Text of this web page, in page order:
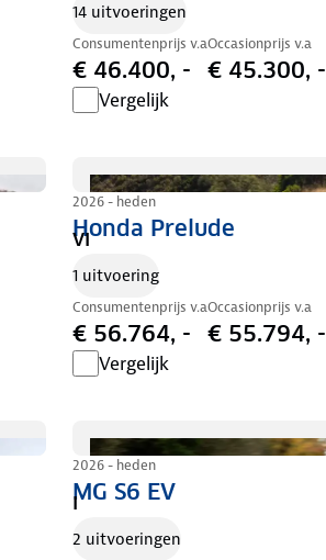
14 uitvoeringen
Consumentenprijs v.a
€ 46.400, -
Occasionprijs v.a
€ 45.300, -
Vergelijk
Honda Prelude
2026 - heden
VI
1 uitvoering
Consumentenprijs v.a
€ 56.764, -
Occasionprijs v.a
€ 55.794, -
Vergelijk
MG S6 EV
2026 - heden
I
2 uitvoeringen